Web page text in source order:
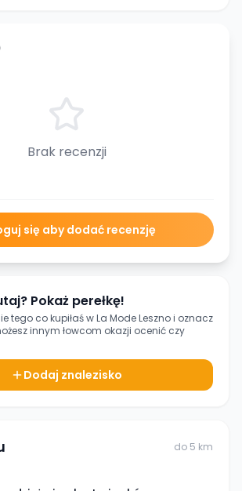
Brak recenzji
się aby dodać recenzję
Pokaż perełkę!
tego co kupiłaś wLa Mode Lesznoi oznacz
innym łowcom okazji ocenić czy
Dodaj znalezisko
do 5 km